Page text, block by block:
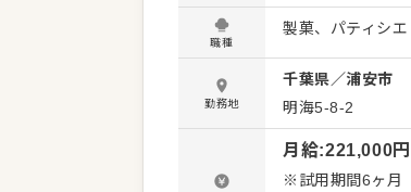
い商品開発に挑戦するなど
掃、衛生管理 ・
形、焼成、仕上げ） ・材料の
しますので、徐
わらず安心して
業務へのステッ
す。
職種
製菓、パティシエ
勤務地
千葉県／浦安市
明海5-8-2
月給:221,000
※試用期間6ヶ月